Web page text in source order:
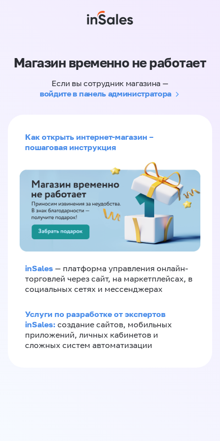
Магазин временно не работает
Если вы сотрудник магазина —
войдите в панель администратора
Как открыть интернет-магазин –
пошаговая инструкция
inSales — платформа управления онлайн-
торговлей через сайт, на маркетплейсах, в
социальных сетях и мессенджерах
Услуги по разработке от экспертов
inSales: создание сайтов, мобильных
приложений, личных кабинетов и
сложных систем автоматизации